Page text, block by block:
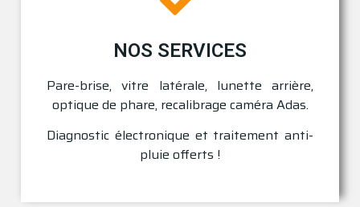
NOS SERVICES
Pare-brise, vitre latérale, lunette arrière,
optique de phare, recalibrage caméra Adas.
Diagnostic électronique et traitement anti-
pluie offerts !